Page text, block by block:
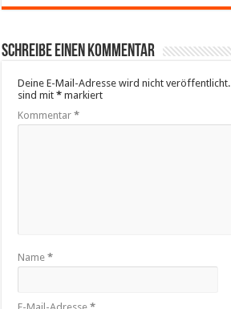
Schreibe einen Kommentar
Deine E-Mail-Adresse wird nicht veröffentlicht.
sind mit* markiert
Kommentar*
Name*